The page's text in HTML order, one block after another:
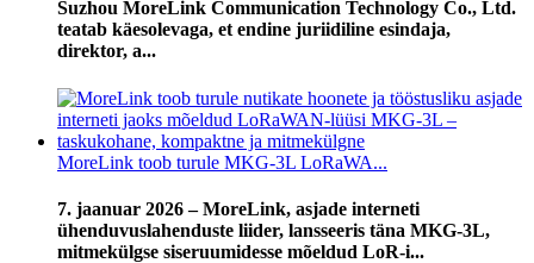
Suzhou MoreLink Communication Technology Co., Ltd.
teatab käesolevaga, et endine juriidiline esindaja,
direktor, a...
MoreLink toob turule MKG-3L LoRaWA...
7. jaanuar 2026 – MoreLink, asjade interneti
ühenduvuslahenduste liider, lansseeris täna MKG-3L,
mitmekülgse siseruumidesse mõeldud LoR-i...